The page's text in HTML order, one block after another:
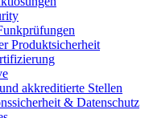
Produktsicherheit
akkreditierte Stellen
& Datenschutz